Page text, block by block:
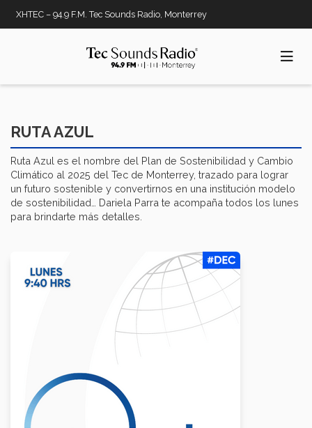
XHTEC – 94.9 F.M. Tec Sounds Radio, Monterrey
RUTA AZUL
Ruta Azul es el nombre del Plan de Sostenibilidad y Cambio
Climático al 2025 del Tec de Monterrey, trazado para lograr
un futuro sostenible y convertirnos en una institución modelo
de sostenibilidad… Dariela Parra te acompaña todos los lunes
para brindarte más detalles.